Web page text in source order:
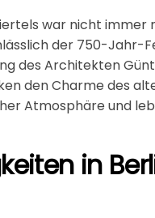
war nicht
der 750-Jahr-
des Architekten
den Charme des
Atmosphäre und
in